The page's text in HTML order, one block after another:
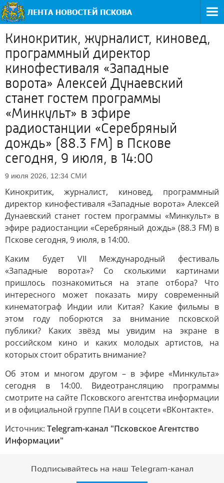
Кинокритик, журналист, киновед,
программный директор
кинофестиваля «Западные
ворота» Алексей Дунаевский
станет гостем программы
«Минкульт» в эфире
радиостанции «Серебряный
дождь» (88.3 FM) в Пскове
сегодня, 9 июля, в 14:00
9 июля 2026, 12:34 СМИ
Кинокритик, журналист, киновед, программный
директор кинофестиваля «Западные ворота» Алексей
Дунаевский станет гостем программы «Минкульт» в
эфире радиостанции «Серебряный дождь» (88.3 FM) в
Пскове сегодня, 9 июля, в 14:00.
Каким будет VII Международный фестиваль
«Западные ворота»? Со сколькими картинами
пришлось познакомиться на этапе отбора? Что
интересного может показать миру современный
кинематограф Индии или Китая? Какие фильмы в
этом году поборются за внимание псковской
публики? Каких звёзд мы увидим на экране в
российском кино и каких молодых артистов, на
которых стоит обратить внимание?
Об этом и многом другом – в эфире «Минкульта»
сегодня в 14:00. Видеотрансляцию программы
смотрите на сайте Псковского агентства информации
и в официальной группе ПАИ в соцсети «ВКонтакте».
Источник: Telegram-канал "Псковское Агентство
Информации"
Подписывайтесь на наш Telegram-канал